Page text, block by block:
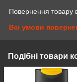
Повернення товару
Всі умови
Подібні товари